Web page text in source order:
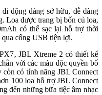
động đáng sở hữu, dễ dàng
Loa được trang bị bốn củ loa,
có thể sạc lại hỗ trợ thời
qua cổng USB tiện lợi.
JBL Xtreme 2 có thiết kế
với các màu độc quyền bổ
có tính năng JBL Connect
100 loa hỗ trợ JBL Connect
đến những bữa tiệc âm nhạc